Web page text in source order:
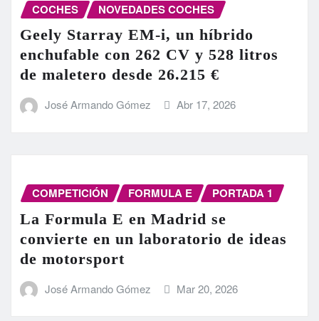
COCHES NOVEDADES COCHES
Geely Starray EM-i, un híbrido
enchufable con 262 CV y 528 litros
de maletero desde 26.215 €
José Armando Gómez Abr 17, 2026
COMPETICIÓN FORMULA E PORTADA 1
La Formula E en Madrid se
convierte en un laboratorio de ideas
de motorsport
José Armando Gómez Mar 20, 2026